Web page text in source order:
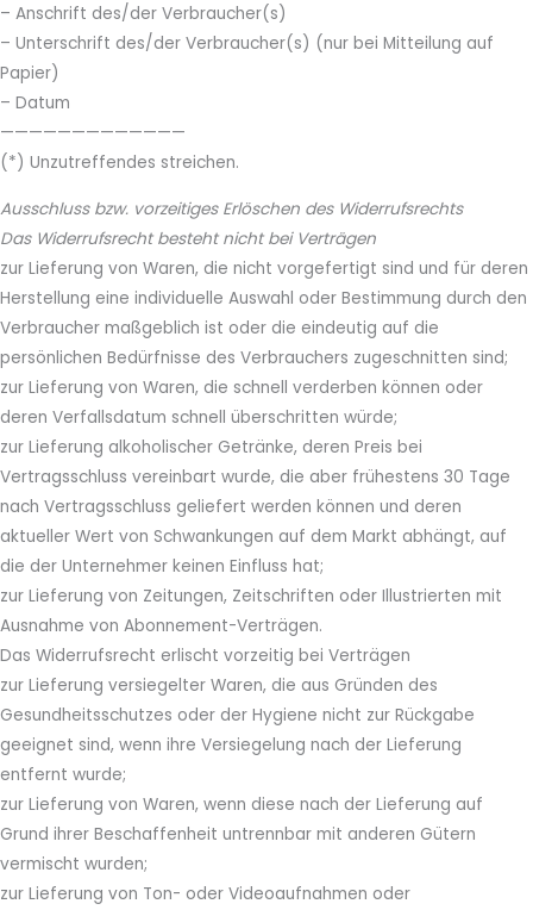
– Anschrift des/der Verbraucher(s)
– Unterschrift des/der Verbraucher(s) (nur bei Mitteilung auf
Papier)
– Datum
—————————————
(*) Unzutreffendes streichen.
Ausschluss bzw. vorzeitiges Erlöschen des Widerrufsrechts
Das Widerrufsrecht besteht nicht bei Verträgen
zur Lieferung von Waren, die nicht vorgefertigt sind und für deren
Herstellung eine individuelle Auswahl oder Bestimmung durch den
Verbraucher maßgeblich ist oder die eindeutig auf die
persönlichen Bedürfnisse des Verbrauchers zugeschnitten sind;
zur Lieferung von Waren, die schnell verderben können oder
deren Verfallsdatum schnell überschritten würde;
zur Lieferung alkoholischer Getränke, deren Preis bei
Vertragsschluss vereinbart wurde, die aber frühestens 30 Tage
nach Vertragsschluss geliefert werden können und deren
aktueller Wert von Schwankungen auf dem Markt abhängt, auf
die der Unternehmer keinen Einfluss hat;
zur Lieferung von Zeitungen, Zeitschriften oder Illustrierten mit
Ausnahme von Abonnement-Verträgen.
Das Widerrufsrecht erlischt vorzeitig bei Verträgen
zur Lieferung versiegelter Waren, die aus Gründen des
Gesundheitsschutzes oder der Hygiene nicht zur Rückgabe
geeignet sind, wenn ihre Versiegelung nach der Lieferung
entfernt wurde;
zur Lieferung von Waren, wenn diese nach der Lieferung auf
Grund ihrer Beschaffenheit untrennbar mit anderen Gütern
vermischt wurden;
zur Lieferung von Ton- oder Videoaufnahmen oder